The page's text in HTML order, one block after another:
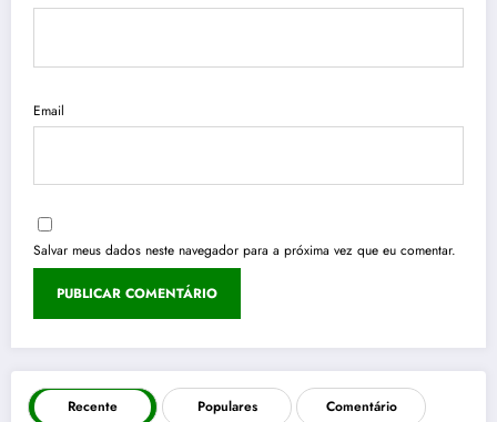
Email
Salvar meus dados neste navegador para a próxima vez que eu comentar.
Recente Populares Comentário